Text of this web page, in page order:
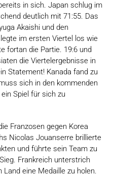
in sich. Japan schlug im
deutlich mit 71:55. Das
Akaishi und den
im ersten Viertel los wie
fortan die Partie. 19:6 und
die Viertelergebnisse in
Statement! Kanada fand zu
sich in den kommenden
Spiel für sich zu
Franzosen gegen Korea
Nicolas Jouanserre brillierte
und führte sein Team zu
Frankreich unterstrich
eine Medaille zu holen.